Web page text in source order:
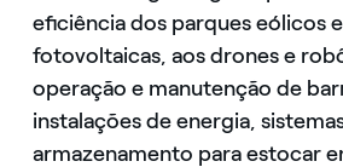
eficiência dos parques eólicos
fotovoltaicas, aos drones e
operação e manutenção de
instalações de energia,
armazenamento para estocar